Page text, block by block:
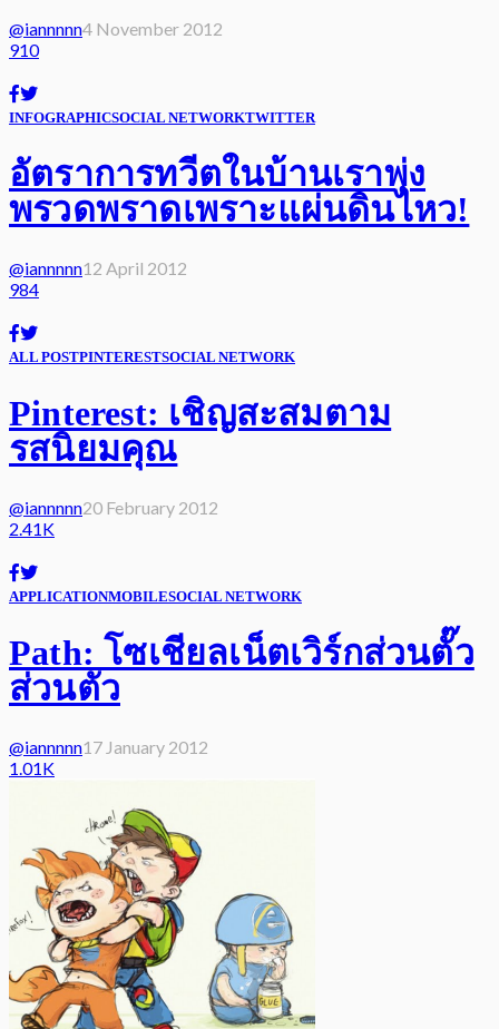
@iannnnn4 November 2012
910
INFOGRAPHICSOCIAL NETWORKTWITTER
อัตราการทวีตในบ้านเราพุ่ง
พรวดพราดเพราะแผ่นดินไหว!
@iannnnn12 April 2012
984
ALL POSTPINTERESTSOCIAL NETWORK
Pinterest: เชิญสะสมตาม
รสนิยมคุณ
@iannnnn20 February 2012
2.41K
APPLICATIONMOBILESOCIAL NETWORK
Path: โซเชียลเน็ตเวิร์กส่วนตั๊ว
ส่วนตัว
@iannnnn17 January 2012
1.01K